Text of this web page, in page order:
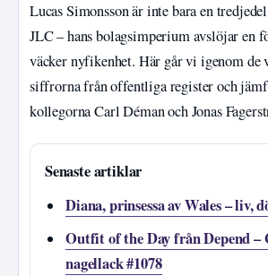
Lucas Simonsson är inte bara en
JLC – hans bolagsimperium avslöjar en
väcker nyfikenhet. Här går vi igenom de
siffrorna från offentliga register och
kollegorna Carl Déman och Jonas
Senaste artiklar
Diana, prinsessa av Wales – liv,
Outfit of the Day från Depend –
nagellack #1078